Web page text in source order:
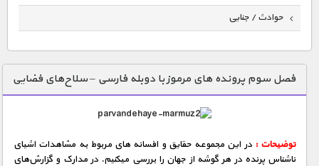
حوادث / جنایی
دنیای خوراکی ها
زمین شناسی / محیط زیست
سازه/ معماری/ مهندسی
سرگرمی
فصل سوم پرونده های مرموز با دوبله فارسی – سلاح‌های فضایی
توضیحات :در این مجموعه حقایق و افسانه‌ های مربوط به مشاهدات اشیای
ناشناس پرنده در هر گوشه از جهان را بررسی میكنیم. در مدارک و گزارش‌های